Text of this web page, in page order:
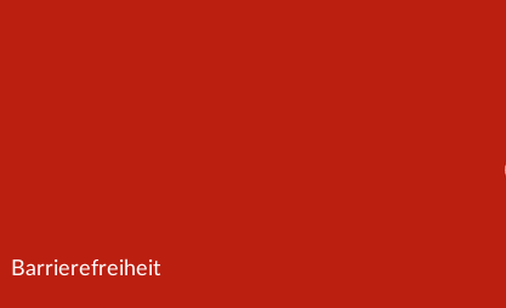
Barrierefreiheit